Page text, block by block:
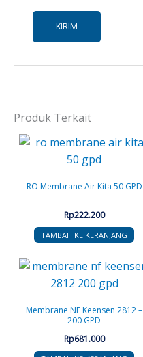
Produk Terkait
RO Membrane Air Kita 50 GPD
Rp222.200
TAMBAH KE KERANJANG
Membrane NF Keensen 2812 –
200 GPD
Rp681.000